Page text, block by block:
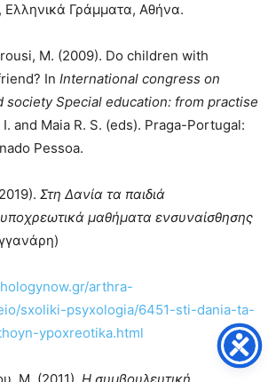
Γράμματα, Αθήνα.
M. (2009). Do children with
In International congress on
society Special education: from practise
I. and Maia R. S. (eds). Praga-Portugal:
Pessoa.
Στη Δανία τα παιδιά
μαθήματα ενσυναίσθησης
arthra-
sxoliki-psyxologia/6451-sti-dania-ta-
ypoxreotika.html